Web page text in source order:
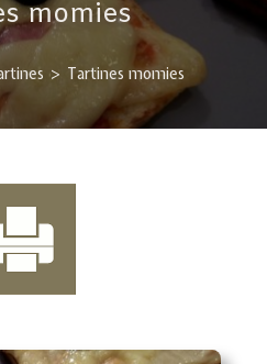
momies
> Tartines momies